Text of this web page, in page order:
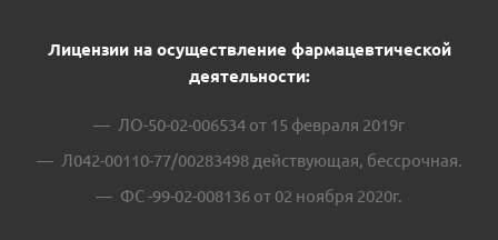
Лицензии на осуществление фармацевтической
деятельности:
ЛО-50-02-006534 от 15 февраля 2019г
Л042-00110-77/00283498 действующая, бессрочная.
ФС -99-02-008136 от 02 ноября 2020г.